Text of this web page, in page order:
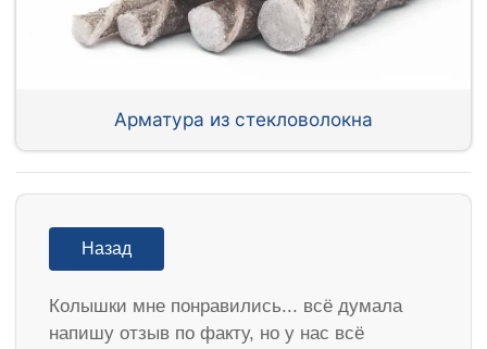
Арматура из стекловолокна
Назад
Колышки мне понравились... всё думала
напишу отзыв по факту, но у нас всё